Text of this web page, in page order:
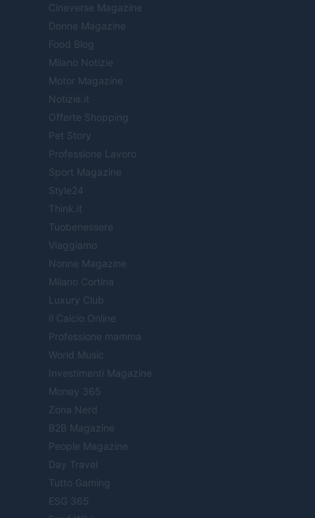
Cineverse Magazine
Donne Magazine
Food Blog
Milano Notizie
Motor Magazine
Notizie.it
Offerte Shopping
Pet Story
Professione Lavoro
Sport Magazine
Style24
Think.it
Tuobenessere
Viaggiamo
Nonne Magazine
Milano Cortina
Luxury Club
Il Calcio Online
Professione mamma
World Music
Investimenti Magazine
Money 365
Zona Nerd
B2B Magazine
People Magazine
Day Travel
Tutto Gaming
ESG 365